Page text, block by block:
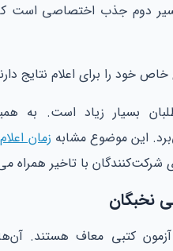
دوم جذب اختصاصی است
خود را برای اعلام نتایج
بسیار زیاد است. به
این موضوع مشابه زمان
شرکت‌کنندگان با تاخیر همراه
نخبگان
کتبی معاف هستند.